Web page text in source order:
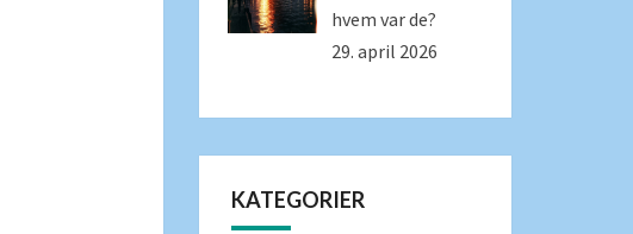
hvem var de?
29. april 2026
KATEGORIER